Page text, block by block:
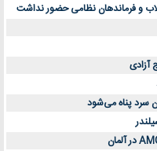
و فرماندهان نظامی حضور نداشت
آزادی